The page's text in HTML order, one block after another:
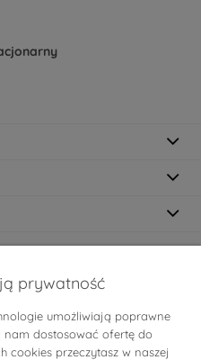
prywatność
umożliwiają poprawne
nam dostosować ofertę do
cookies przeczytasz w naszej